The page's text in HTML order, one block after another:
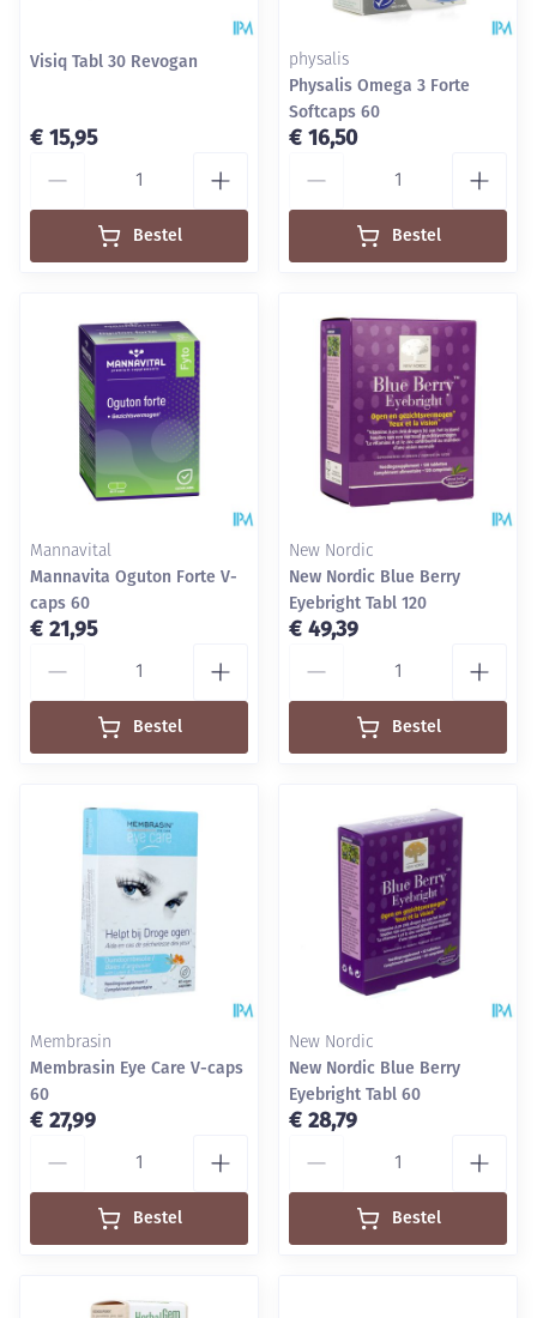
Visiq Tabl 30 Revogan
€ 15,95
Bestel
physalis
Physalis Omega 3 Forte
Softcaps 60
€ 16,50
Bestel
Mannavital
Mannavita Oguton Forte V-
caps 60
€ 21,95
Bestel
New Nordic
New Nordic Blue Berry
Eyebright Tabl 120
€ 49,39
Bestel
Membrasin
Membrasin Eye Care V-caps
60
€ 27,99
Bestel
New Nordic
New Nordic Blue Berry
Eyebright Tabl 60
€ 28,79
Bestel